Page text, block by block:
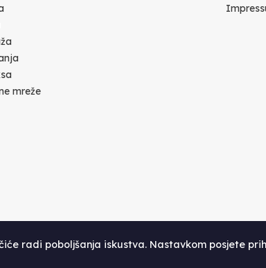
mreže
radi poboljšanja iskustva. Nastavkom posjete